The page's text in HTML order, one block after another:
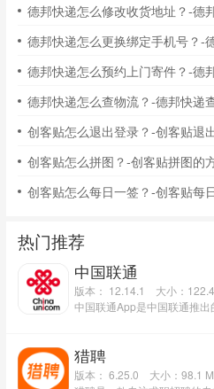
德邦快递怎么修改收货地址？-德
德邦快递怎么更换绑定手机号？-
德邦快递怎么预约上门寄件？-德
德邦快递怎么查物流？-德邦快递
创客贴怎么退出登录？-创客贴退
创客贴怎么拼图？-创客贴拼图的
创客贴怎么每日一签？-创客贴每
热门推荐
中国联通
版本： 12.14.1
大小：
猎聘
版本： 6.25.0
大小：98.1